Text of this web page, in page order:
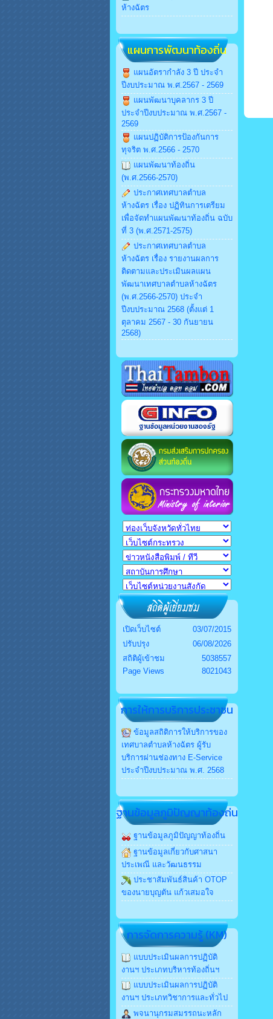
ห้างฉัตร
แผนการพัฒนาท้องถิ่น
แผนอัตรากำลัง 3 ปี ประจำ
ปีงบประมาณ พ.ศ.2567 - 2569
แผนพัฒนาบุคลากร 3 ปี
ประจำปีงบประมาณ พ.ศ.2567 -
2569
แผนปฏิบัติการป้องกันการ
ทุจริต พ.ศ.2566 - 2570
แผนพัฒนาท้องถิ่น
(พ.ศ.2566-2570)
ประกาศเทศบาลตำบล
ห้างฉัตร เรื่อง ปฏิทินการเตรียม
เพื่อจัดทำแผนพัฒนาท้องถิ่น ฉบับ
ที่ 3 (พ.ศ.2571-2575)
ประกาศเทศบาลตำบล
ห้างฉัตร เรื่อง รายงานผลการ
ติดตามและประเมินผลแผน
พัฒนาเทศบาลตำบลห้างฉัตร
(พ.ศ.2566-2570) ประจำ
ปีงบประมาณ 2568 (ตั้งแต่ 1
ตุลาคม 2567 - 30 กันยายน
2568)
เปิดเว็บไซต์
03/07/2015
ปรับปรุง
06/08/2026
สถิติผู้เข้าชม
5038557
Page Views
8021043
การให้การบริการประชาชน
ข้อมูลสถิติการให้บริการของ
เทศบาลตำบลห้างฉัตร ผู้รับ
บริการผ่านช่องทาง E-Service
ประจำปีงบประมาณ พ.ศ. 2568
ฐานข้อมูลภูมิปัญญาท้องถ่น
ฐานข้อมูลภูมิปัญญาท้องถิ่น
ฐานข้อมูลเกี่ยวกับศาสนา
ประเพณี และวัฒนธรรม
ประชาสัมพันธ์สินค้า OTOP
ของนายบุญตัน แก้วเสมอใจ
การจัดการความรู้ (KM)
แบบประเมินผลการปฏิบัติ
งานฯ ประเภทบริหารท้องถิ่นฯ
แบบประเมินผลการปฏิบัติ
งานฯ ประเภทวิชาการและทั่วไป
พจนานุกรมสมรรถนะหลัก